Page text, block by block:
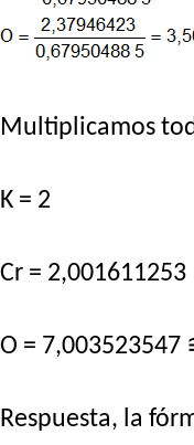
Multiplicamos
K = 2
Cr =
O = 7,003523547
Respuesta, la